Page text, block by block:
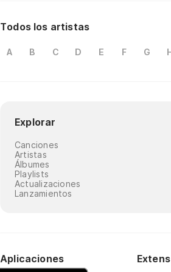
Todos los artistas
A B C D E F G
Explorar
Canciones
Artistas
Álbumes
Playlists
Actualizaciones
Lanzamientos
Aplicaciones